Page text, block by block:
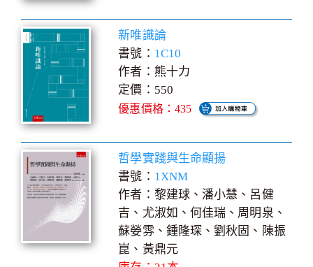
新唯識論
書號： 1C10
作者：熊十力
定價：550
優惠價格：435
哲學實踐與生命顯揚
書號： 1XNM
作者：黎建球、潘小慧、呂健
吉、尤淑如、何佳瑞、周明泉、
蘇嫈雰、鍾隆琛、劉秋固、陳振
崑、黃鼎元